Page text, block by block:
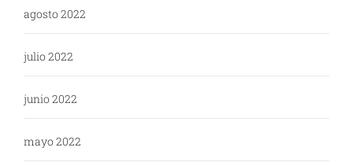
agosto 2022
julio 2022
junio 2022
mayo 2022